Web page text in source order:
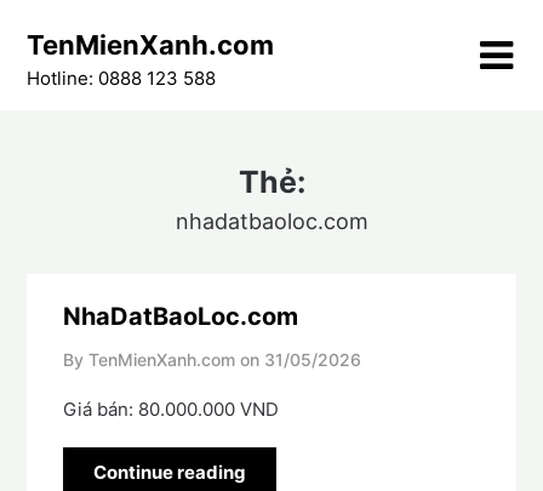
content
TenMienXanh.com
Hotline: 0888 123 588
Thẻ:
nhadatbaoloc.com
NhaDatBaoLoc.com
By TenMienXanh.com on 31/05/2026
Giá bán: 80.000.000 VND
Continue reading